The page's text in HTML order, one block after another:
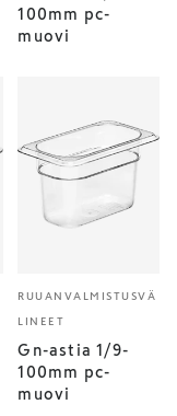
100mm pc-
muovi
RUUANVALMISTUSVÄ
LINEET
Gn-astia 1/9-
100mm pc-
muovi